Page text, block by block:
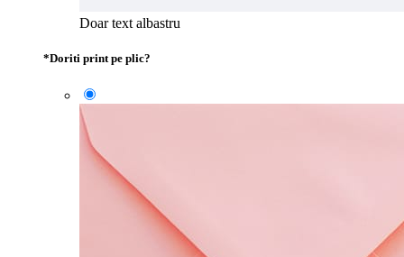
Doar text albastru
*Doriti print pe plic?